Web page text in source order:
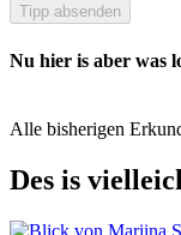
Tipp absenden
Nu hier is aber was
Alle bisherigen
Des is